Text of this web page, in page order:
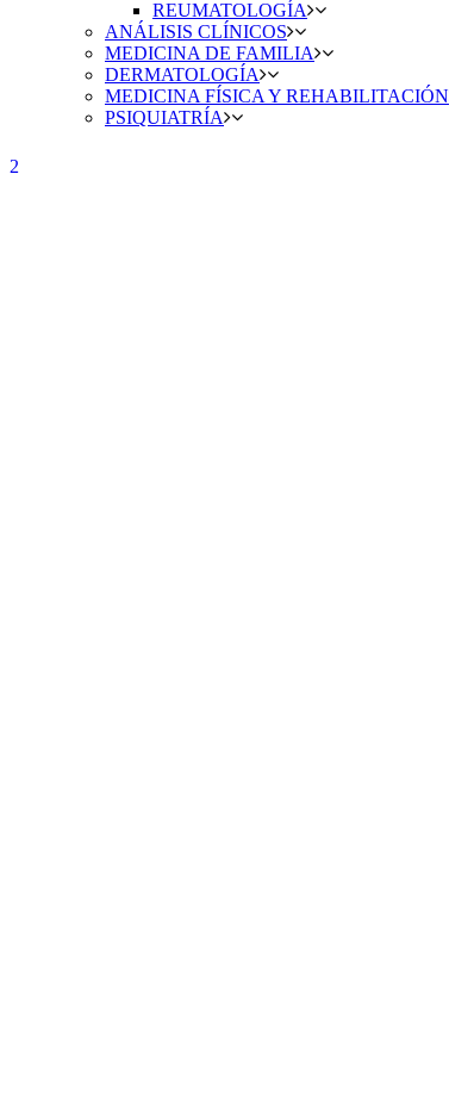
REUMATOLOGÍA
ANÁLISIS CLÍNICOS
MEDICINA DE FAMILIA
DERMATOLOGÍA
MEDICINA FÍSICA Y REHABILITACIÓN
PSIQUIATRÍA